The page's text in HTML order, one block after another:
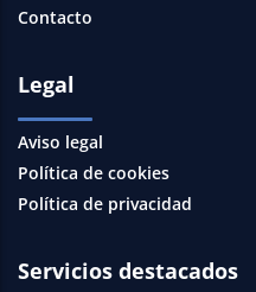
Contacto
Legal
Aviso legal
Política de cookies
Política de privacidad
Servicios destacados